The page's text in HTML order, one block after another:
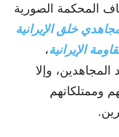
المحكمة الصورية
خلق الإيرانية
الإيرانية،
المجاهدين، وإلا
وممتلكاتهم